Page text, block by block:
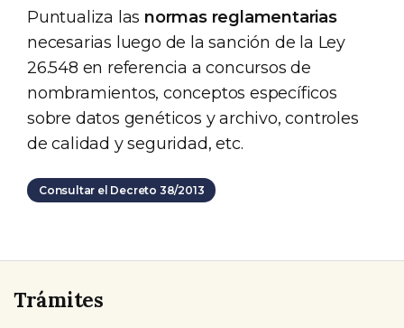
Puntualiza las normas reglamentarias
necesarias luego de la sanción de la Ley
26.548 en referencia a concursos de
nombramientos, conceptos específicos
sobre datos genéticos y archivo, controles
de calidad y seguridad, etc.
Consultar el Decreto 38/2013
Trámites